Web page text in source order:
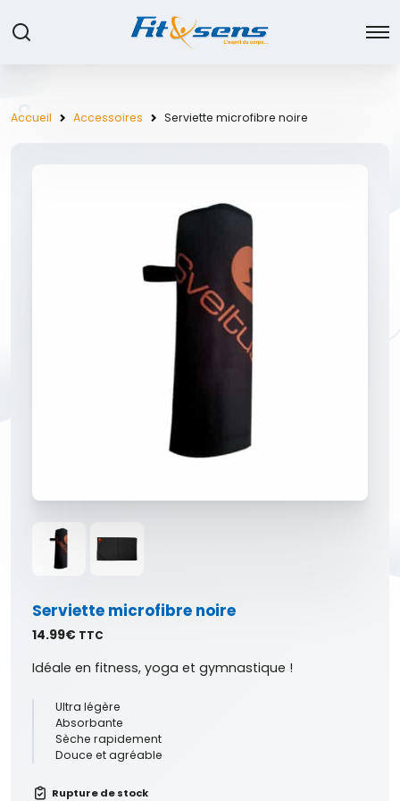
Accueil Accessoires Serviette microfibre noire
Serviette microfibre noire
14.99€ TTC
Idéale en fitness, yoga et gymnastique !
Ultra légère
Absorbante
Sèche rapidement
Douce et agréable
Rupture de stock